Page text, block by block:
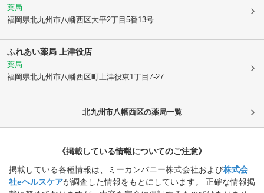
薬局
福岡県北九州市八幡西区大平2丁目5番13号
ふれあい薬局 上津役店
薬局
福岡県北九州市八幡西区町上津役東1丁目7-27
北九州市八幡西区の薬局一覧
《掲載している情報についてのご注意》
掲載している各種情報は、ミーカンパニー株式会社および株式会
社eヘルスケアが調査した情報をもとにしています。 正確な情報掲